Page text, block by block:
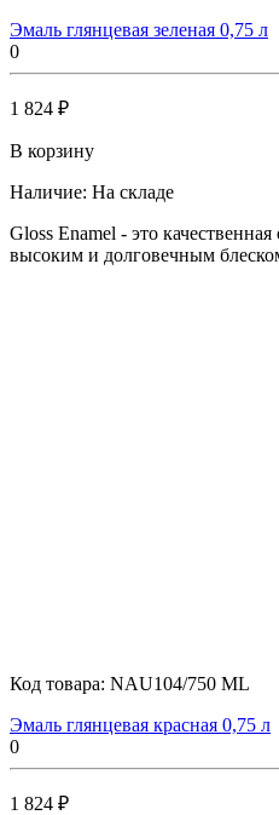
Эмаль глянцевая зеленая 0,75 л
0
1 824 ₽
В корзину
Наличие: На складе
Gloss Enamel - это
высоким и долговечным
Код товара: NAU104/750 ML
Эмаль глянцевая красная 0,75 л
0
1 824 ₽